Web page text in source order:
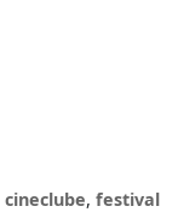
cineclube, festival